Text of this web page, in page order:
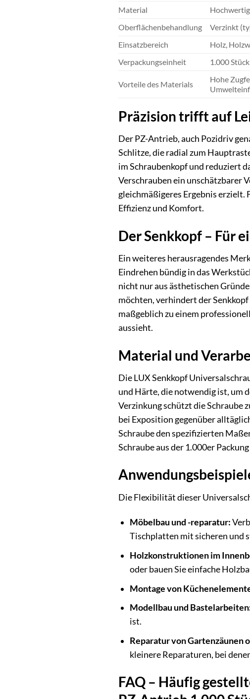
Material
Oberflächenbehandlung
Verzinkt
Einsatzbereich
Holz,
Verpackungseinheit
1.000 Stück
Vorteile des Materials
Hohe
Präzision trifft auf
Der PZ-Antrieb, auch Pozidriv
Schlitze, die radial zum
im Schraubenkopf und reduziert
Verschrauben ein unschätzbarer
gleichmäßigeres Ergebnis erzielt.
Effizienz und Komfort.
Der Senkkopf – Für
Ein weiteres herausragendes
Eindrehen bündig in das
nicht nur aus ästhetischen
möchten, verhindert der
maßgeblich zu einem
aussieht.
Material und
Die LUX Senkkopf
und Härte, die notwendig ist, um
Verzinkung schützt die Schraube
bei Exposition gegenüber
Schraube den spezifizierten
Schraube aus der 1.000er
Die Flexibilität dieser
Möbelbau und -reparatur:
Tischplatten mit sicheren und
Holzkonstruktionen im
oder bauen Sie einfache
Montage von
Modellbau und
ist.
Reparatur von Gartenzäunen
kleinere Reparaturen, bei
FAQ – Häufig